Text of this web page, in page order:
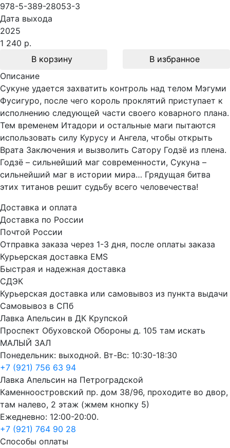
978-5-389-28053-3
Дата выхода
2025
1 240 р.
В корзину
В избранное
Описание
Сукуне удается захватить контроль над телом Мэгуми
Фусигуро, после чего король проклятий приступает к
исполнению следующей части своего коварного плана.
Тем временем Итадори и остальные маги пытаются
использовать силу Курусу и Ангела, чтобы открыть
Врата Заключения и вызволить Сатору Годзё из плена.
Годзё – сильнейший маг современности, Сукуна –
сильнейший маг в истории мира… Грядущая битва
этих титанов решит судьбу всего человечества!
Доставка и оплата
Доставка по России
Почтой России
Отправка заказа через 1-3 дня, после оплаты заказа
Курьерская доставка EMS
Быстрая и надежная доставка
СДЭК
Курьерская доставка или самовывоз из пункта выдачи
Самовывоз в СПб
Лавка Апельсин в ДК Крупской
Проспект Обуховской Обороны д. 105 там искать
МАЛЫЙ ЗАЛ
Понедельник: выходной. Вт-Вс: 10:30-18:30
+7 (921) 756 63 94
Лавка Апельсин на Петроградской
Каменноостровский пр. дом 38/96, проходите во двор,
там налево, 2 этаж (жмем кнопку 5)
Ежедневно: 12:00-20:00.
+7 (921) 764 90 28
Способы оплаты